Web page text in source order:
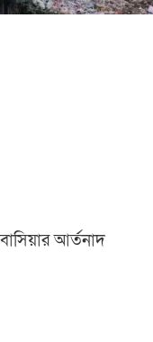
বাসিয়ার আর্তনাদ